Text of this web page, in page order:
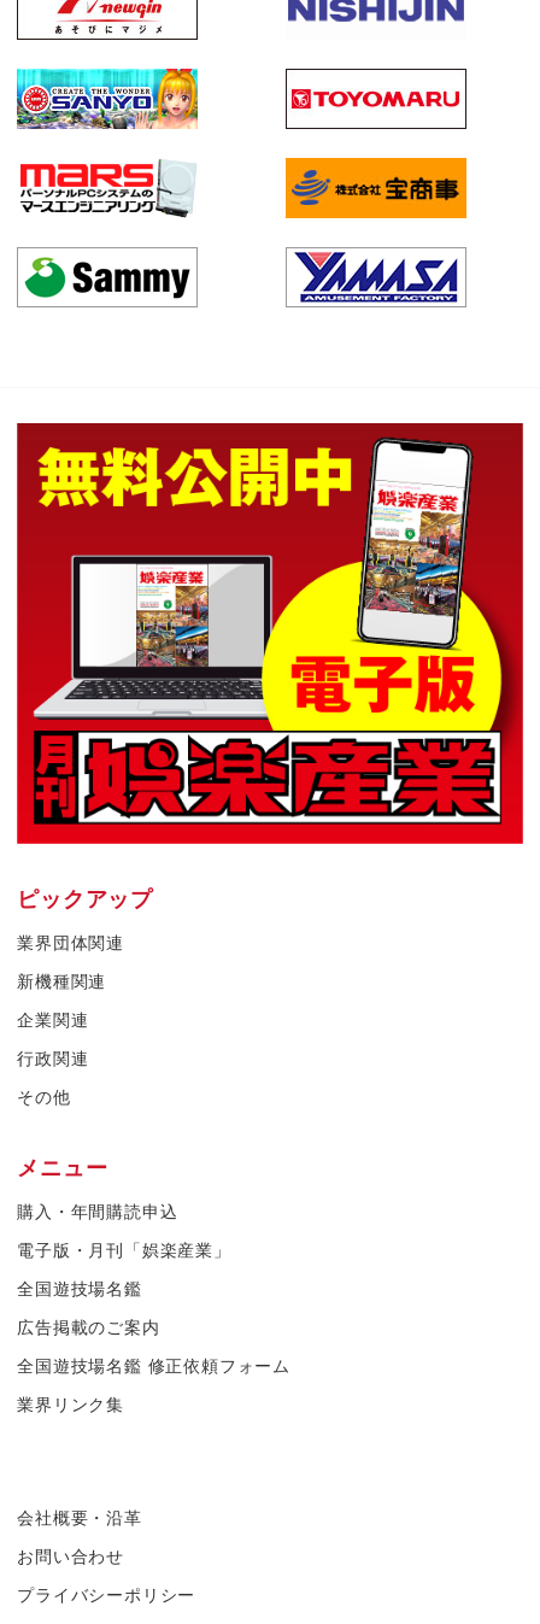
ピックアップ
業界団体関連
新機種関連
企業関連
行政関連
その他
メニュー
購入・年間購読申込
電子版・月刊「娯楽産業」
全国遊技場名鑑
広告掲載のご案内
全国遊技場名鑑 修正依頼フォーム
業界リンク集
会社概要・沿革
お問い合わせ
プライバシーポリシー